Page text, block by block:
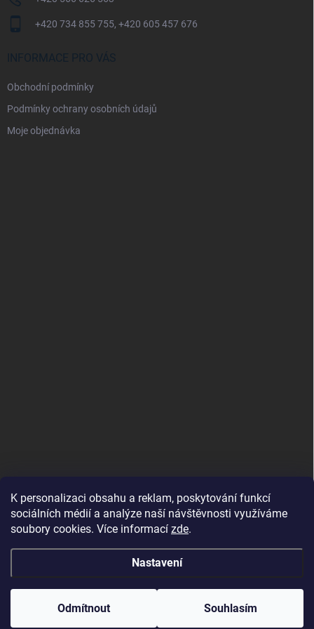
K personalizaci obsahu a reklam, poskytování funkcí
sociálních médií a analýze naší návštěvnosti využíváme
soubory cookies. Více informací zde.
Nastavení
Odmítnout Souhlasím
+420 734 855 755, +420 605 457 676
INFORMACE PRO VÁS
Obchodní podmínky
Podmínky ochrany osobních údajů
Moje objednávka
Vytvořil Shoptet
Copyright 2026DALIX, s.r.o.. Všechna práva vyhrazena.Upravit nastavení